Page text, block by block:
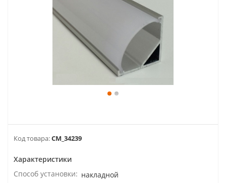
Код товара:CM_34239
Характеристики
Способ установки: накладной